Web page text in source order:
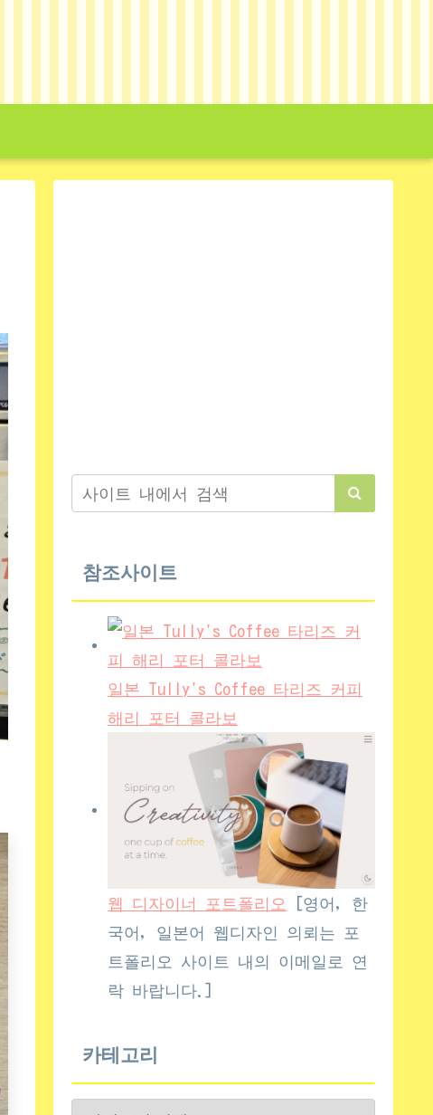
참조사이트
일본 Tully's Coffee 타리즈 커피
해리 포터 콜라보
웹 디자이너 포트폴리오
[영어, 한
국어, 일본어 웹디자인 의뢰는 포
트폴리오 사이트 내의 이메일로 연
락 바랍니다.]
카테고리